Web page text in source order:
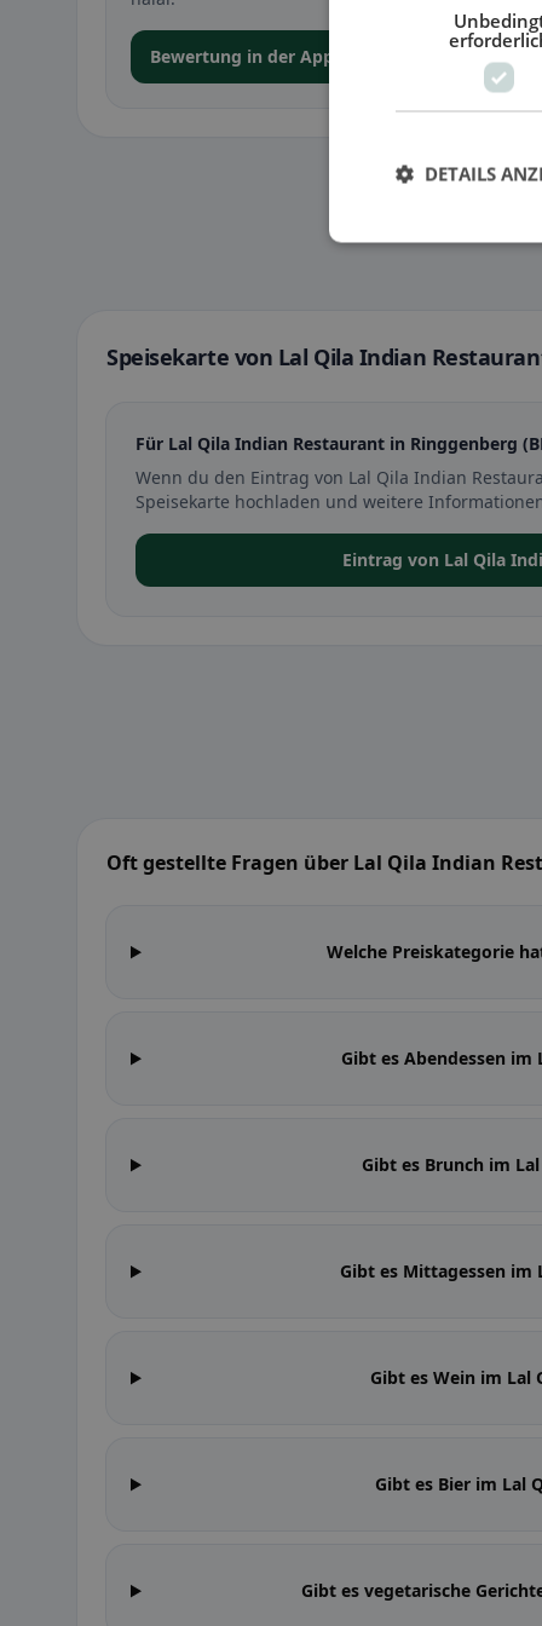
Bewertung in der App abgeben
Speisekarte von Lal Qila Indian
Für Lal Qila Indian Restaurant in Ringgenberg
Wenn du den Eintrag von Lal Qila Indian
Speisekarte hochladen und weitere
Eintrag von Lal Qila
Oft gestellte Fragen über Lal Qila Indian
Welche Preiskategorie
Gibt es Abendessen im
Gibt es Brunch im
Gibt es Mittagessen im
Gibt es Wein im Lal
Gibt es Bier im Lal
Gibt es vegetarische
DETAILS